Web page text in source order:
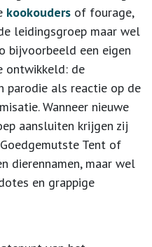
kookouders of fourage,
leidingsgroep maar wel
bijvoorbeeld een eigen
ontwikkeld: de
parodie als reactie op de
Wanneer nieuwe
aansluiten krijgen zij
Tent of
dierennamen, maar wel
en grappige